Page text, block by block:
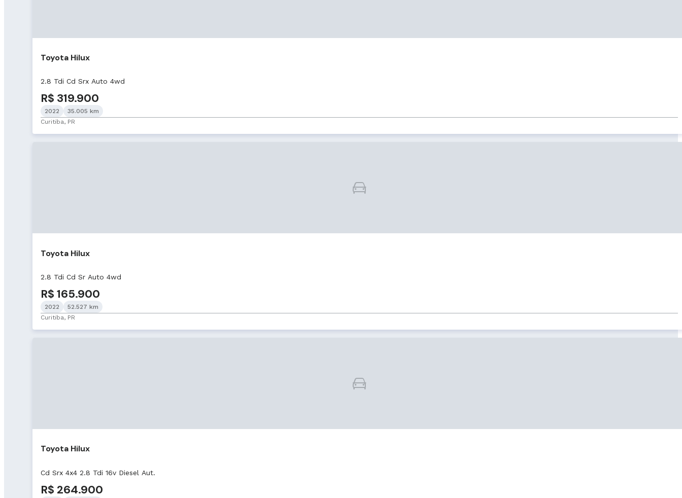
Toyota Hilux
2.8 Tdi Cd Srx Auto 4wd
R$ 319.900
2022
35.005 km
Curitiba, PR
Toyota Hilux
2.8 Tdi Cd Sr Auto 4wd
R$ 165.900
2022
52.527 km
Curitiba, PR
Toyota Hilux
Cd Srx 4x4 2.8 Tdi 16v Diesel Aut.
R$ 264.900